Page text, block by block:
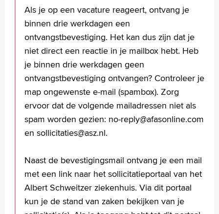
Als je op een vacature reageert, ontvang je
binnen drie werkdagen een
ontvangstbevestiging. Het kan dus zijn dat je
niet direct een reactie in je mailbox hebt. Heb
je binnen drie werkdagen geen
ontvangstbevestiging ontvangen? Controleer je
map ongewenste e-mail (spambox). Zorg
ervoor dat de volgende mailadressen niet als
spam worden gezien: no-reply@afasonline.com
en sollicitaties@asz.nl.
Naast de bevestigingsmail ontvang je een mail
met een link naar het sollicitatieportaal van het
Albert Schweitzer ziekenhuis. Via dit portaal
kun je de stand van zaken bekijken van je